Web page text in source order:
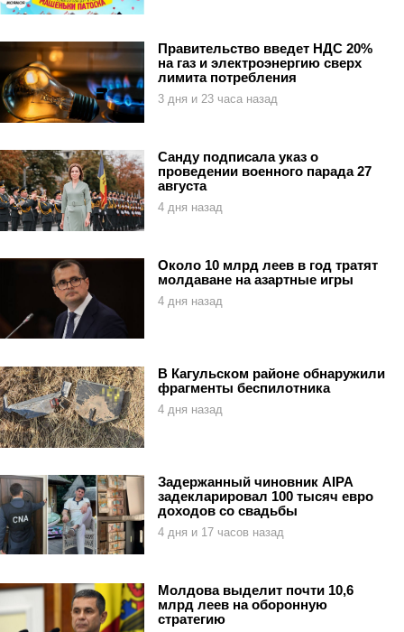
Правительство введет НДС 20%
на газ и электроэнергию сверх
лимита потребления
3 дня и 23 часа назад
Санду подписала указ о
проведении военного парада 27
августа
4 дня назад
Около 10 млрд леев в год тратят
молдаване на азартные игры
4 дня назад
В Кагульском районе обнаружили
фрагменты беспилотника
4 дня назад
Задержанный чиновник AIPA
задекларировал 100 тысяч евро
доходов со свадьбы
4 дня и 17 часов назад
Молдова выделит почти 10,6
млрд леев на оборонную
стратегию